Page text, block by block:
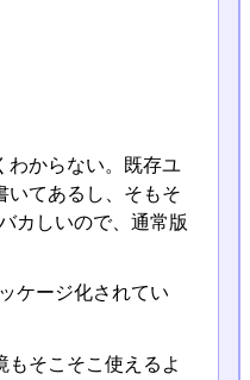
わからない。既存ユ
いてあるし、そもそ
カしいので、通常版
ケージ化されてい
もそこそこ使えるよ